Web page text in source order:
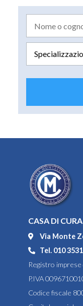
CASA DI
Via Monte
Tel. 010
Registro
P.IVA
Codice fiscale